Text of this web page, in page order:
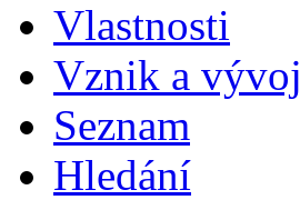
Vlastnosti
Vznik a vývoj
Seznam
Hledání